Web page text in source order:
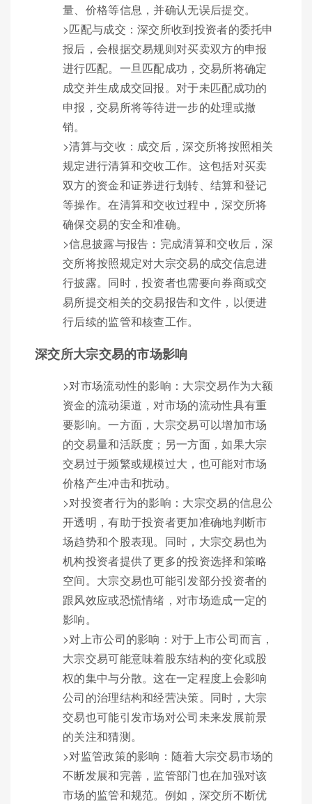
量、价格等信息，并确认无误后提交。
>匹配与成交：深交所收到投资者的委托申
报后，会根据交易规则对买卖双方的申报
进行匹配。一旦匹配成功，交易所将确定
成交并生成成交回报。对于未匹配成功的
申报，交易所将等待进一步的处理或撤
销。
>清算与交收：成交后，深交所将按照相关
规定进行清算和交收工作。这包括对买卖
双方的资金和证券进行划转、结算和登记
等操作。在清算和交收过程中，深交所将
确保交易的安全和准确。
>信息披露与报告：完成清算和交收后，深
交所将按照规定对大宗交易的成交信息进
行披露。同时，投资者也需要向券商或交
易所提交相关的交易报告和文件，以便进
行后续的监管和核查工作。
深交所大宗交易的市场影响
>对市场流动性的影响：大宗交易作为大额
资金的流动渠道，对市场的流动性具有重
要影响。一方面，大宗交易可以增加市场
的交易量和活跃度；另一方面，如果大宗
交易过于频繁或规模过大，也可能对市场
价格产生冲击和扰动。
>对投资者行为的影响：大宗交易的信息公
开透明，有助于投资者更加准确地判断市
场趋势和个股表现。同时，大宗交易也为
机构投资者提供了更多的投资选择和策略
空间。大宗交易也可能引发部分投资者的
跟风效应或恐慌情绪，对市场造成一定的
影响。
>对上市公司的影响：对于上市公司而言，
大宗交易可能意味着股东结构的变化或股
权的集中与分散。这在一定程度上会影响
公司的治理结构和经营决策。同时，大宗
交易也可能引发市场对公司未来发展前景
的关注和猜测。
>对监管政策的影响：随着大宗交易市场的
不断发展和完善，监管部门也在加强对该
市场的监管和规范。例如，深交所不断优